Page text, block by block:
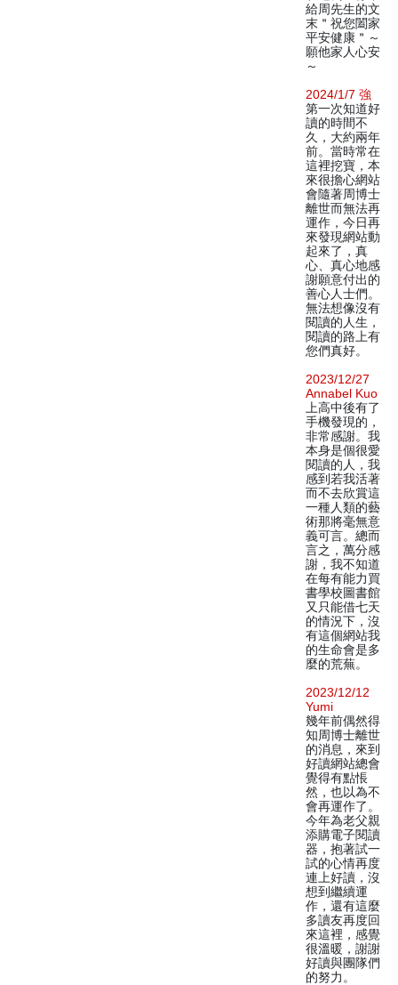
給周先生的文
末＂祝您闔家
平安健康＂～
願他家人心安
～
2024/1/7 強
第一次知道好
讀的時間不
久，大約兩年
前。當時常在
這裡挖寶，本
來很擔心網站
會隨著周博士
離世而無法再
運作，今日再
來發現網站動
起來了，真
心、真心地感
謝願意付出的
善心人士們。
無法想像沒有
閱讀的人生，
閱讀的路上有
您們真好。
2023/12/27
Annabel Kuo
上高中後有了
手機發現的，
非常感謝。我
本身是個很愛
閱讀的人，我
感到若我活著
而不去欣賞這
一種人類的藝
術那將毫無意
義可言。總而
言之，萬分感
謝，我不知道
在每有能力買
書學校圖書館
又只能借七天
的情況下，沒
有這個網站我
的生命會是多
麼的荒蕪。
2023/12/12
Yumi
幾年前偶然得
知周博士離世
的消息，來到
好讀網站總會
覺得有點悵
然，也以為不
會再運作了。
今年為老父親
添購電子閱讀
器，抱著試一
試的心情再度
連上好讀，沒
想到繼續運
作，還有這麼
多讀友再度回
來這裡，感覺
很溫暖，謝謝
好讀與團隊們
的努力。